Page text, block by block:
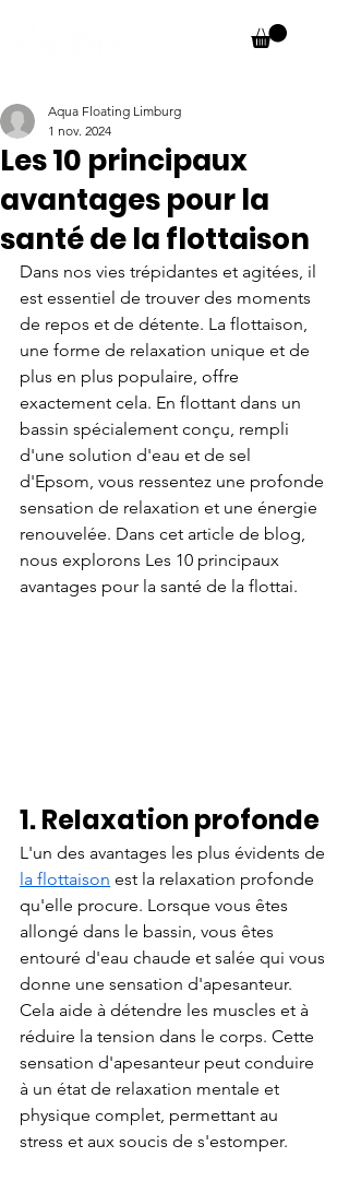
Les 10 principaux
avantages pour la
santé de la flottaison
Aqua Floating Limburg
1 nov. 2024
Dans nos vies trépidantes et agitées, il
est essentiel de trouver des moments
de repos et de détente. La flottaison,
une forme de relaxation unique et de
plus en plus populaire, offre
exactement cela. En flottant dans un
bassin spécialement conçu, rempli
d'une solution d'eau et de sel
d'Epsom, vous ressentez une profonde
sensation de relaxation et une énergie
renouvelée. Dans cet article de blog,
nous explorons Les 10 principaux
avantages pour la santé de la flottai.
1. Relaxation profonde
L'un des avantages les plus évidents de
la flottaison est la relaxation profonde
qu'elle procure. Lorsque vous êtes
allongé dans le bassin, vous êtes
entouré d'eau chaude et salée qui vous
donne une sensation d'apesanteur.
Cela aide à détendre les muscles et à
réduire la tension dans le corps. Cette
sensation d'apesanteur peut conduire
à un état de relaxation mentale et
physique complet, permettant au
stress et aux soucis de s'estomper.